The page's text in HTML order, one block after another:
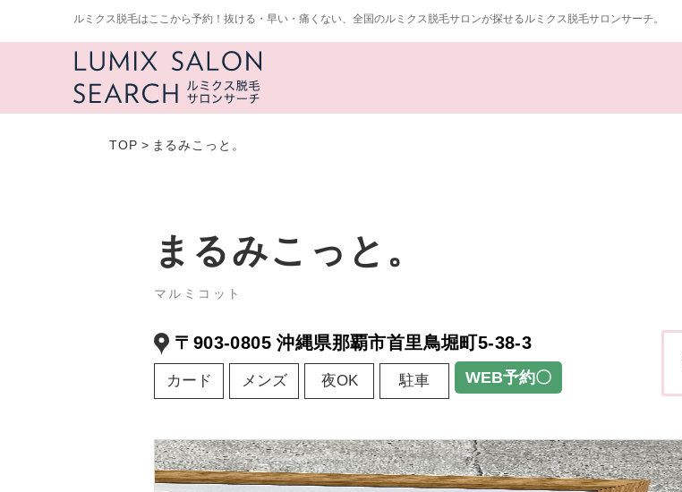
ルミクス脱毛はここから予約！抜ける・早い・痛くない、全国のルミクス脱毛サロンが探せるルミクス脱毛サロンサーチ。
TOP > まるみこっと。
まるみこっと。
マルミコット
〒903-0805 沖縄県那覇市首里鳥堀町5-38-3
カード メンズ 夜OK 駐車 WEB予約〇